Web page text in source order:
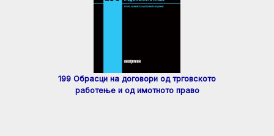
199 Обрасци на договори од трговското
работење и од имотното право